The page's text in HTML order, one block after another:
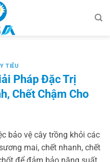
TIÊU
Pháp Đặc Trị
Chết Chậm Cho
bảo vệ cây trồng khỏi các
mai, chết nhanh, chết